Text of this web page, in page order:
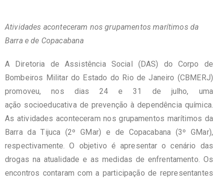
Atividades aconteceram nos grupamentos marítimos da
Barra e de Copacabana
A Diretoria de Assistência Social (DAS) do Corpo de
Bombeiros Militar do Estado do Rio de Janeiro (CBMERJ)
promoveu, nos dias 24 e 31 de julho, uma
ação socioeducativa de prevenção à dependência química.
As atividades aconteceram nos grupamentos marítimos da
Barra da Tijuca (2º GMar) e de Copacabana (3º GMar),
respectivamente. O objetivo é apresentar o cenário das
drogas na atualidade e as medidas de enfrentamento. Os
encontros contaram com a participação de representantes